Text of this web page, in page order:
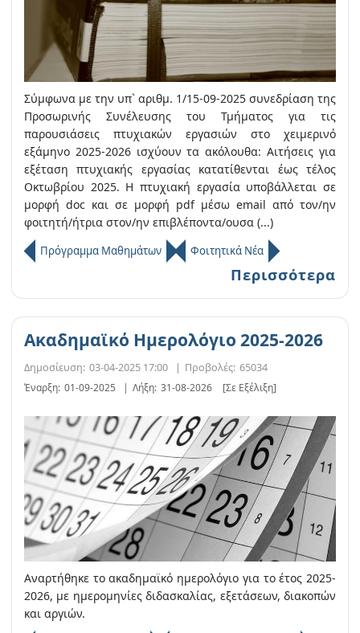
Σύμφωνα με την υπ` αριθμ. 1/15-09-2025 συνεδρίαση της
Προσωρινής Συνέλευσης του Τμήματος για τις
παρουσιάσεις πτυχιακών εργασιών στο χειμερινό
εξάμηνο 2025-2026 ισχύουν τα ακόλουθα: Αιτήσεις για
εξέταση πτυχιακής εργασίας κατατίθενται έως τέλος
Οκτωβρίου 2025. Η πτυχιακή εργασία υποβάλλεται σε
μορφή doc και σε μορφή pdf μέσω email από τον/ην
φοιτητή/ήτρια στον/ην επιβλέποντα/ουσα (...)
Πρόγραμμα Μαθημάτων Φοιτητικά Νέα
Περισσότερα
Ακαδημαϊκό Ημερολόγιο 2025-2026
Δημοσίευση: 03-04-2025 17:00 | Προβολές: 65034
Έναρξη: 01-09-2025 | Λήξη: 31-08-2026 [Σε Εξέλιξη]
Αναρτήθηκε το ακαδημαϊκό ημερολόγιο για το έτος 2025-
2026, με ημερομηνίες διδασκαλίας, εξετάσεων, διακοπών
και αργιών.